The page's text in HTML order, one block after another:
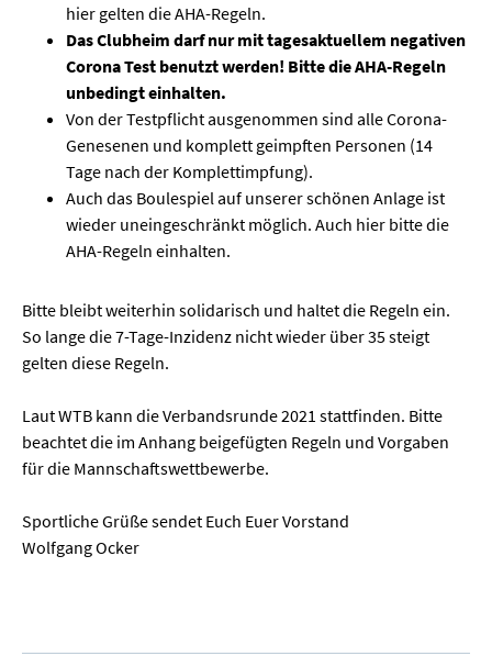
hier gelten die AHA-Regeln.
Das Clubheim darf nur mit tagesaktuellem negativen
Corona Test benutzt werden! Bitte die AHA-Regeln
unbedingt einhalten.
Von der Testpflicht ausgenommen sind alle Corona-
Genesenen und komplett geimpften Personen (14
Tage nach der Komplettimpfung).
Auch das Boulespiel auf unserer schönen Anlage ist
wieder uneingeschränkt möglich. Auch hier bitte die
AHA-Regeln einhalten.
Bitte bleibt weiterhin solidarisch und haltet die Regeln ein.
So lange die 7-Tage-Inzidenz nicht wieder über 35 steigt
gelten diese Regeln.
Laut WTB kann die Verbandsrunde 2021 stattfinden. Bitte
beachtet die im Anhang beigefügten Regeln und Vorgaben
für die Mannschaftswettbewerbe.
Sportliche Grüße sendet Euch Euer Vorstand
Wolfgang Ocker